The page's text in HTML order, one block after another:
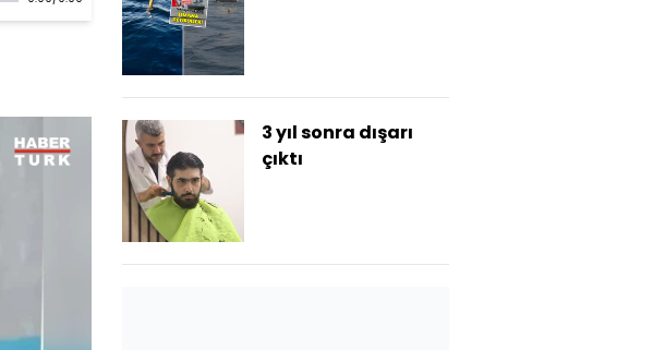
3 yıl sonra dışarı
çıktı